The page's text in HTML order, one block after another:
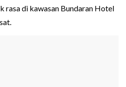
rasa di kawasan Bundaran Hotel